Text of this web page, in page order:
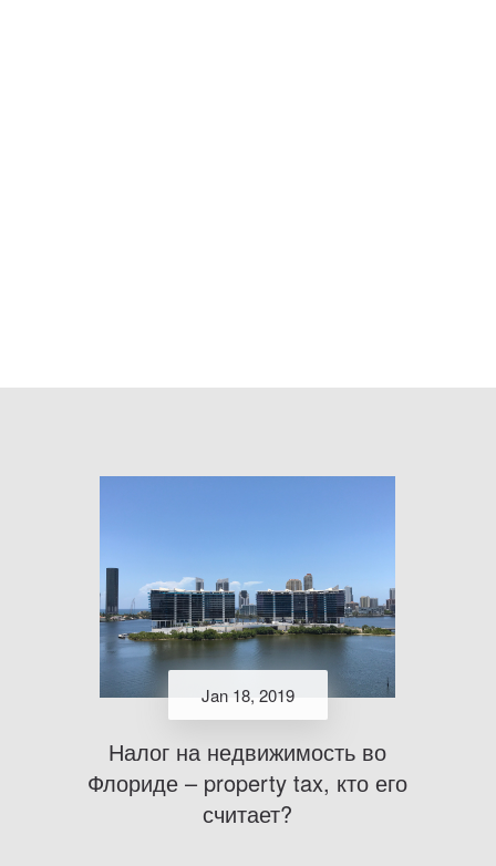
Jan 18, 2019
Налог на недвижимость во
Флориде – property tax, кто его
считает?